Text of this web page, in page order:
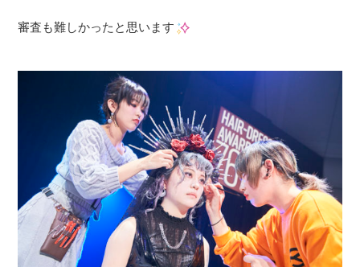
審査も難しかったと思います